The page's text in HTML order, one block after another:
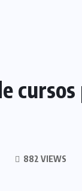
882 VIEWS